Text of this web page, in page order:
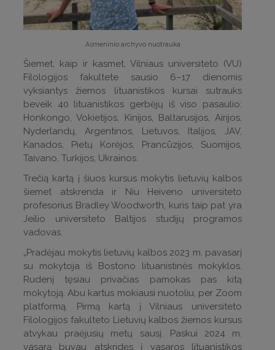
Asmeninio archyvo nuotrauka
Šiemet, kaip ir kasmet, Vilniaus universiteto (VU)
Filologijos fakultete sausio 6–17 dienomis
vyksiantys žiemos lituanistikos kursai sutrauks
beveik 40 lituanistikos gerbėjų iš viso pasaulio:
Honkongo, Vokietijos, Kinijos, Baltarusijos, Airijos,
Nyderlandų, Argentinos, Lietuvos, Italijos, JAV,
Kanados, Pietų Korėjos, Prancūzijos, Suomijos,
Taivano, Turkijos, Ukrainos.
Trečią kartą į šiuos kursus mokytis lietuvių kalbos
šiemet atskrenda ir Niu Heiveno universiteto
profesorius Bradley Woodworth, kuris taip pat yra
Jeilio universiteto Baltijos studijų programos
vadovas.
„Pradėjau mokytis lietuvių kalbos 2023 m. pavasarį
su mokytoja iš Bostono lituanistinės mokyklos.
Rudenį tęsiau privačias pamokas pas kitą
mokytoją. Abu kartus mokiausi nuotoliu, per Zoom
platformą. Pirmą kartą į Vilniaus universiteto
Filologijos fakulteto Lietuvių kalbos žiemos kursus
atvykau praėjusių metų sausį. Paskui 2024 m.
vasarą buvau atskridęs į vasaros lituanistikos